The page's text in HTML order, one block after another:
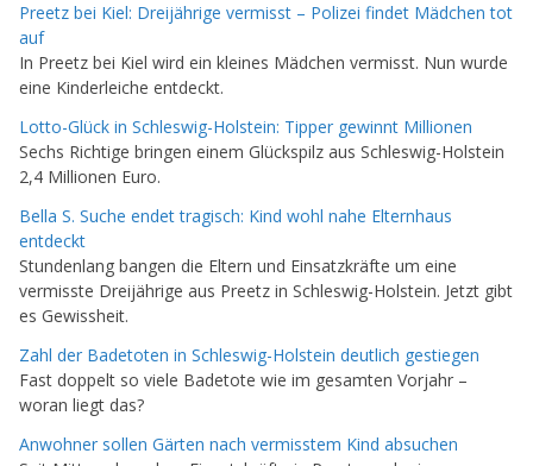
Preetz bei Kiel: Dreijährige vermisst – Polizei findet Mädchen tot
auf
In Preetz bei Kiel wird ein kleines Mädchen vermisst. Nun wurde
eine Kinderleiche entdeckt.
Lotto-Glück in Schleswig-Holstein: Tipper gewinnt Millionen
Sechs Richtige bringen einem Glückspilz aus Schleswig-Holstein
2,4 Millionen Euro.
Bella S. Suche endet tragisch: Kind wohl nahe Elternhaus
entdeckt
Stundenlang bangen die Eltern und Einsatzkräfte um eine
vermisste Dreijährige aus Preetz in Schleswig-Holstein. Jetzt gibt
es Gewissheit.
Zahl der Badetoten in Schleswig-Holstein deutlich gestiegen
Fast doppelt so viele Badetote wie im gesamten Vorjahr –
woran liegt das?
Anwohner sollen Gärten nach vermisstem Kind absuchen